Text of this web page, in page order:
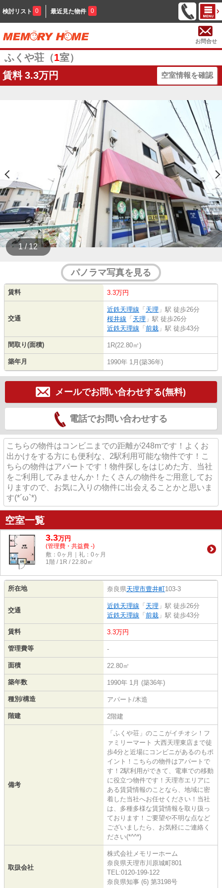
検討リスト 0 最近見た物件 0
お問合せ
ふくや荘（1室）
賃料 3.3万円 空室情報を確認
1 / 12
パノラマ写真を見る
賃料 3.3万円
交通
近鉄天理線 「 天理 」駅 徒歩26分
桜井線 「 天理 」駅 徒歩26分
近鉄天理線 「 前栽 」駅 徒歩43分
間取り(面積) 1R(22.80㎡)
築年月 1990年 1月(築36年)
メールでお問い合わせする(無料)
電話でお問い合わせする
こちらの物件はコンビニまでの距離が248mです！よくお
出かけをする方にも便利な、2駅利用可能な物件です！こ
ちらの物件はアパートです！物件探しをはじめた方、当社
をご利用してみませんか！たくさんの物件をご用意してお
りますので、お気に入りの物件に出会えることかと思いま
す(*´ω`*)
空室一覧
3.3万円
(管理費・共益費 -)
敷：0ヶ月｜礼：0ヶ月
1階 / 1R / 22.80㎡
所在地 奈良県天理市豊井町103-3
交通
近鉄天理線 「 天理 」駅 徒歩26分
近鉄天理線 「 前栽 」駅 徒歩43分
賃料 3.3万円
管理費等 -
面積 22.80㎡
築年数 1990年 1月 (築36年)
種別/構造 アパート/木造
階建 2階建
備考
「ふくや荘」のここがイチオシ！フ
ァミリーマート 大西天理東店まで徒
歩4分と近場にコンビニがあるのもポ
イント！こちらの物件はアパートで
す！2駅利用ができて、電車での移動
に役立つ物件です！天理市エリアに
ある賃貸情報のことなら、地域に密
着した当社へお任せください！当社
は、多種多様な賃貸情報を取り扱っ
ております！ご要望や不明な点など
ございましたら、お気軽にご連絡く
ださい(*^^*)
取扱会社
株式会社メモリーホーム
奈良県天理市川原城町801
TEL:0120-199-122
奈良県知事 (6) 第3198号